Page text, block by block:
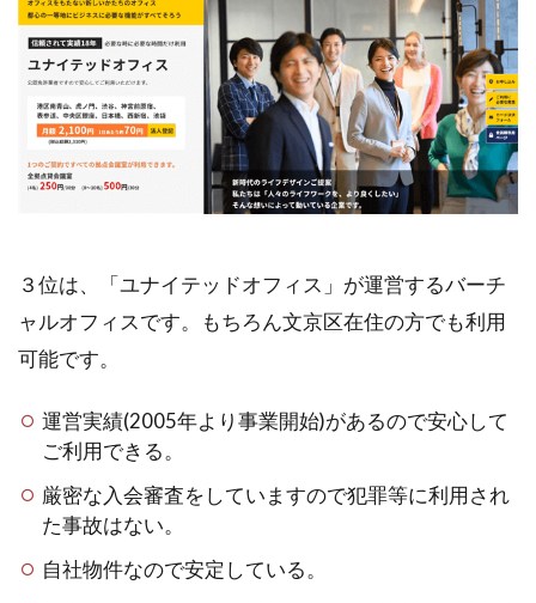
３位は、「ユナイテッドオフィス」が運営するバーチ
ャルオフィスです。もちろん文京区在住の方でも利用
可能です。
運営実績(2005年より事業開始)があるので安心して
ご利用できる。
厳密な入会審査をしていますので犯罪等に利用され
た事故はない。
自社物件なので安定している。